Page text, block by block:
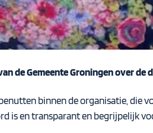
de Gemeente Groningen over de
binnen de organisatie, die
is en transparant en begrijpelijk